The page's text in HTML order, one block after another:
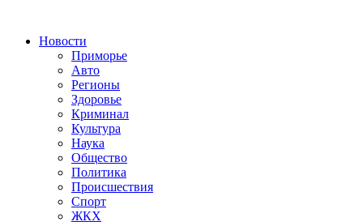
Новости
Приморье
Авто
Регионы
Здоровье
Криминал
Культура
Наука
Общество
Политика
Происшествия
Спорт
ЖКХ